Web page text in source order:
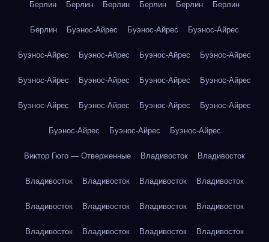
Берлин Берлин Берлин Берлин Берлин Берлин
Берлин Буэнос-Айрес Буэнос-Айрес Буэнос-Айрес
Буэнос-Айрес Буэнос-Айрес Буэнос-Айрес Буэнос-Айрес
Буэнос-Айрес Буэнос-Айрес Буэнос-Айрес Буэнос-Айрес
Буэнос-Айрес Буэнос-Айрес Буэнос-Айрес Буэнос-Айрес
Буэнос-Айрес Буэнос-Айрес Буэнос-Айрес
Виктор Гюго — Отверженные Владивосток Владивосток
Владивосток Владивосток Владивосток Владивосток
Владивосток Владивосток Владивосток Владивосток
Владивосток Владивосток Владивосток Владивосток